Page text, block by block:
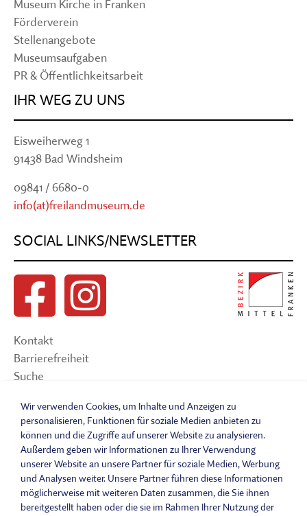
Museum Kirche in Franken
Förderverein
Stellenangebote
Museumsaufgaben
PR & Öffentlichkeitsarbeit
IHR WEG ZU UNS
Eisweiherweg 1
91438 Bad Windsheim
09841 / 6680-0
info(at)freilandmuseum.de
SOCIAL LINKS/NEWSLETTER
Kontakt
Barrierefreiheit
Suche
Impressum
Datenschutzerklärung
Barrierefreiheitserklärung
Leichte Sprache
Widerrufsbelehrung
Vertrag widerrufen
Wir verwenden Cookies, um Inhalte und Anzeigen zu
personalisieren, Funktionen für soziale Medien anbieten zu
können und die Zugriffe auf unserer Website zu analysieren.
Außerdem geben wir Informationen zu Ihrer Verwendung
unserer Website an unsere Partner für soziale Medien, Werbung
und Analysen weiter. Unsere Partner führen diese Informationen
möglicherweise mit weiteren Daten zusammen, die Sie ihnen
bereitgestellt haben oder die sie im Rahmen Ihrer Nutzung der